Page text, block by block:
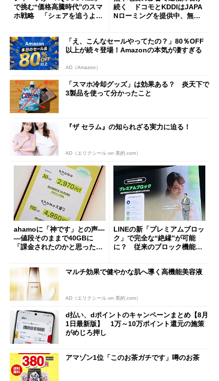
で挑む“価格高騰時代”のスマ
ホ戦略 「シェアを追うより
続く ドコモとKDDIはJAPA
Nローミングを提供中、無料
「え、こんなセールやってたの？」80％OFF
以上が続々登場！Amazonの本気が凄すぎる
AD（Amazon）
「スマホ冷却グッズ」は効果ある？ 炎天下で
3製品を使って分かったこと
『ザ セラム』の知られざる実力に迫る！
AD（エリクシール on 美的.com）
ahamoに「神です」との声―
―値段そのままで40GBに
「課金されたのかと思った」
LINEの新「プレミアムブロッ
ク」で完全な“絶縁”が可能
に？ 従来のブロック機能と
マルチ効果で健やかな肌へ導く高機能美容液
AD（エリクシール on 美的.com）
d払い、dポイントのキャンペーンまとめ【8月
1日最新版】 1万～10万ポイント還元の施策
がめじろ押し
アマゾン1位「このお茶ガチです」噂のお茶